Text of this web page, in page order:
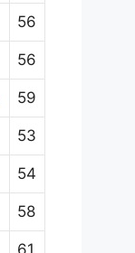
56
56
59
53
54
58
61